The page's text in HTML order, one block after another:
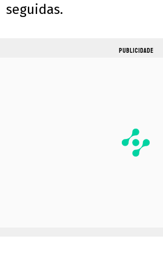
seguidas.
PUBLICIDADE